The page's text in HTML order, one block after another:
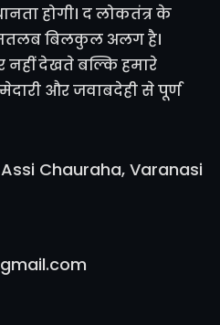
होगी। द लोकतंत्र के
मतलब बिलकुल अलग है।
नहीं देखते बल्कि हमारे
और जवाबदेही से पूर्ण
Chauraha, Varanasi